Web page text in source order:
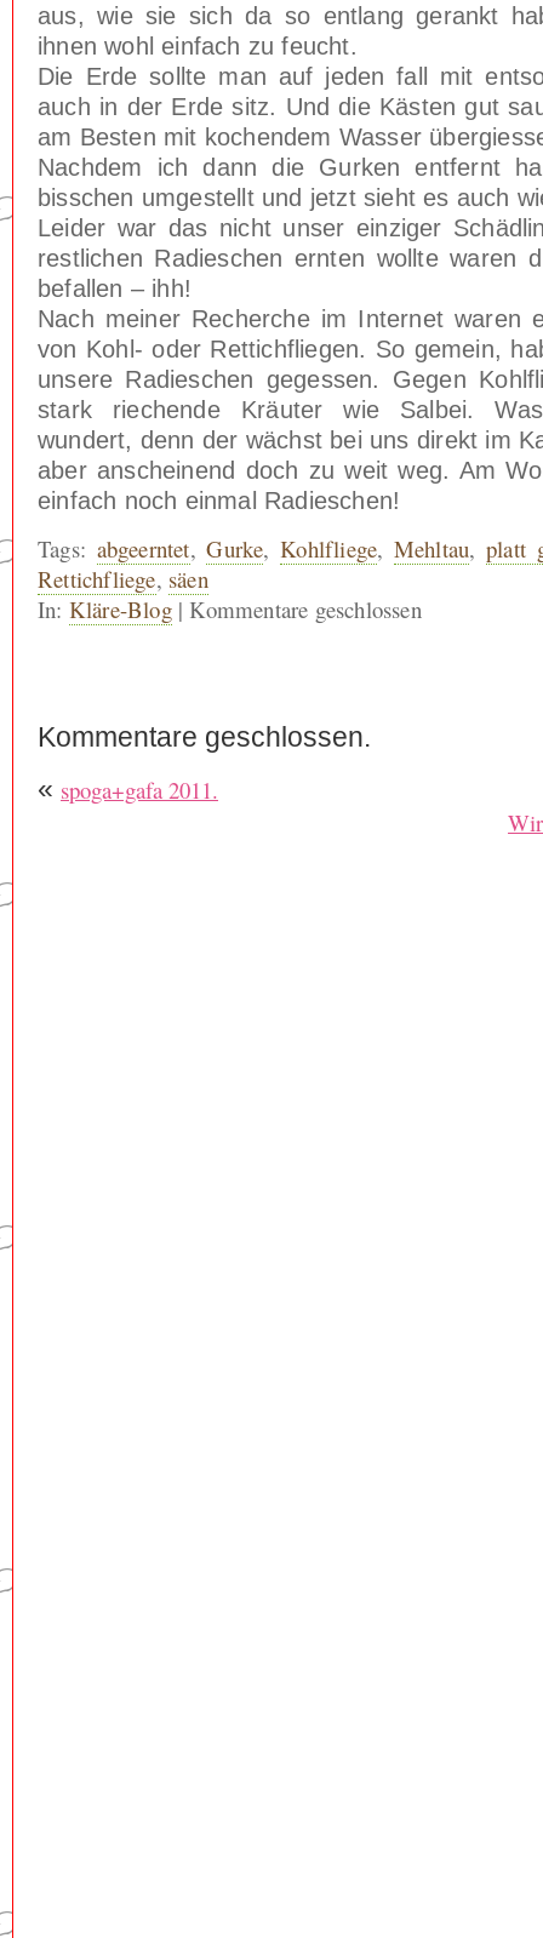
aus, wie sie sich da so entlang gerankt
ihnen wohl einfach zu feucht.
Die Erde sollte man auf jeden fall mit
auch in der Erde sitz. Und die Kästen gut
am Besten mit kochendem Wasser
Nachdem ich dann die Gurken entfernt
bisschen umgestellt und jetzt sieht es auch
Leider war das nicht unser einziger
restlichen Radieschen ernten wollte waren
befallen – ihh!
Nach meiner Recherche im Internet waren
von Kohl- oder Rettichfliegen. So gemein,
unsere Radieschen gegessen. Gegen
stark riechende Kräuter wie Salbei.
wundert, denn der wächst bei uns direkt im
aber anscheinend doch zu weit weg. Am
einfach noch einmal Radieschen!
Tags: abgeerntet,Gurke,Kohlfliege, Mehltau,platt
Rettichfliege, säen
In: Kläre-Blog| Kommentare geschlossen
Kommentare geschlossen.
« spoga+gafa 2011.